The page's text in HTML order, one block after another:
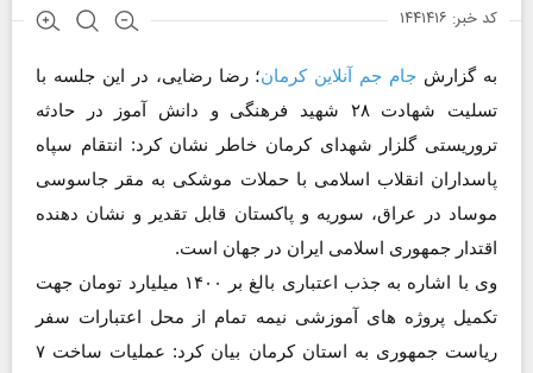
کد خبر: ۱۴۴۱۴۱۶
به گزارش جام جم آنلاین کرمان؛ رضا رضایی، در این جلسه با
تسلیت شهادت ۲۸ شهید فرهنگی و دانش آموز در حادثه
تروریستی گلزار شهدای کرمان خاطر نشان کرد: انتقام سپاه
پاسداران انقلاب اسلامی با حملات موشکی به مقر جاسوسی
موساد در عراق، سوریه و پاکستان قابل تقدیر و نشان دهنده
اقتدار جمهوری اسلامی ایران در جهان است.
وی با اشاره به جذب اعتباری بالغ بر ۱۴۰۰ میلیارد تومان جهت
تکمیل پروژه های آموزشی نیمه تمام از محل اعتبارات سفر
ریاست جمهوری به استان کرمان بیان کرد: عملیات ساخت ۷